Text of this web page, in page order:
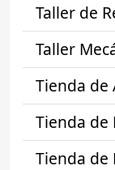
Taller de
Taller
Tienda de
Tienda de
Tienda de